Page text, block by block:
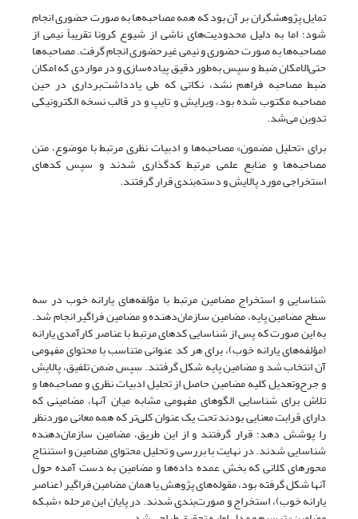
تمایل پژوهشگران بر آن بود که همه مصاحبه‌ها به صورت حضوری انجام
شود؛ اما به دلیل محدودیت‌های ناشی از شیوع کرونا تقریباً نیمی از
مصاحبه‌ها به صورت حضوری و نیمی غیرحضوری انجام گرفت. مصاحبه‌ها
حتی‌الامکان ضبط و سپس به‌طور دقیق پیاده‌سازی و در مواردی که امکان
ضبط مصاحبه فراهم نشد، نکاتی که طی یادداشت‌برداری در حین
مصاحبه مکتوب شده بود، ویرایش و تایپ‌ و در قالب نسخه الکترونیکی
تدوین می‌شد.
برای «تحلیل مضمون» مصاحبه‌ها و ادبیات نظری مرتبط با موضوع، متن
مصاحبه‌ها و منابع علمی مرتبط کدگذاری شدند و سپس کدهای
استخراجی مورد پالایش و دسته‌بندی قرار گرفتند.
شناسایی و استخراج مضامین مرتبط با مؤلفه‌های یارانه خوب در سه
سطح مضامین پایه، مضامین سازمان‌دهنده و مضامین فراگیر انجام شد.
به این صورت که پس از شناسایی کدهای مرتبط با عناصر کارآمدی یارانه
(مؤلفه‌های یارانه خوب)، برای هر کد عنوانی متناسب با محتوای مفهومی
آن انتخاب شد و مضامین پایه شکل گرفتند. سپس ضمن تلفیق، پالایش
و جرح‌وتعدیل کلیه مضامین حاصل از تحلیل ادبیات نظری و مصاحبه‌ها و
تلاش برای شناسایی الگوهای مفهومی مشابه میان آنها، مضامینی که
دارای قرابت معنایی بودند تحت یک عنوان کلی‌تر که همه معانی موردنظر
را پوشش دهد؛ قرار گرفتند و از این طریق، مضامین سازمان‌دهنده
شناسایی شدند. در نهایت با بررسی و تحلیل محتوای‌‌ مضامین و استنتاج
محورهای کلانی که بخش عمده داده‌ها و مضامین به دست آمده حول
آنها شکل گرفته بود، مقوله‌های پژوهش یا همان مضامین فراگیر (عناصر
یارانه خوب)، استخراج و صورت‌بندی شدند. در پایان این مرحله «شبکه